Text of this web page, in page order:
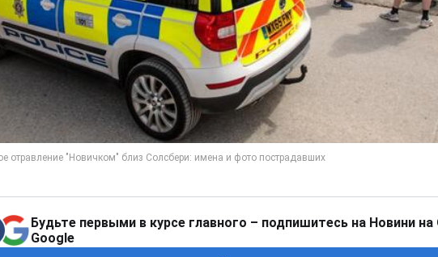
Будьте первыми в курсе главного – подпишитесь на Новини на
Google